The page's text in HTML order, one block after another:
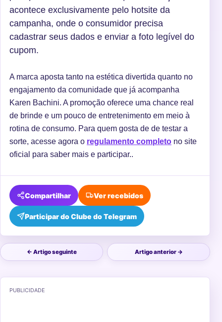
acontece exclusivamente pelo hotsite da
campanha, onde o consumidor precisa
cadastrar seus dados e enviar a foto legível do
cupom.
A marca aposta tanto na estética divertida quanto no
engajamento da comunidade que já acompanha
Karen Bachini. A promoção oferece uma chance real
de brinde e um pouco de entretenimento em meio à
rotina de consumo. Para quem gosta de de testar a
sorte, acesse agora o regulamento completo no site
oficial para saber mais e participar..
Compartilhar
Participar do Clube do Telegram
Ver recebidos
← Artigo seguinte Artigo anterior →
PUBLICIDADE